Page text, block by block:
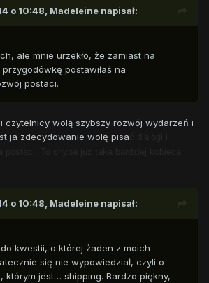
o 10:48, Madeleine napisał:
ale mnie urzekło, że zamiast na
postawiłaś na
postaci.
czytelnicy wolą szybszy rozwój wydarzeń i
ja zdecydowanie wolę pisa
o 10:48, Madeleine napisał:
kwestii, o której żaden z moich
się nie wypowiedział, czyli o
którym jest… shipping. Bardzo piękny,